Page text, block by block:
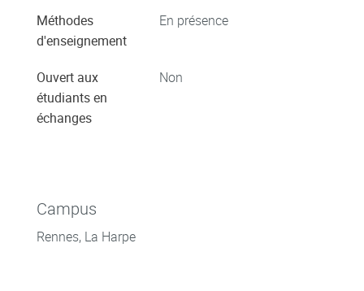
Méthodes
d'enseignement
En présence
Ouvert aux
étudiants en
échanges
Non
Campus
Rennes, La Harpe